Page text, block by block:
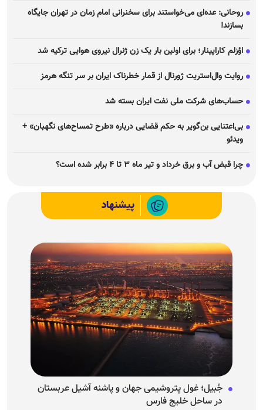
روحانی: عده‌ای می‌خواستند برای سخنرانی امام زمان در تهران جایگاه
بسازند!
اؤزلم کاراپینار؛ برای اولین بار یک زن ژنرال نیروی هوایی ترکیه شد
روایت وال‌استریت ژورنال از قمار خطرناک ایران بر سر تنگه هرمز
حساب‌های شرکت ملی نفت ایران بسته شد
بی‌اعتنایی بن‌گویر به حکم قضایی درباره «طرح تمساح‌های نگهبان» +
ویدئو
چرا قبض آب و برق خرداد و تیر ماه ۳ تا ۴ برابر شده است؟
پیشنهاد
جُبیل؛ غول پتروشیمی جهان و پاشنه آشیل عربستان
در ساحل خلیج فارس